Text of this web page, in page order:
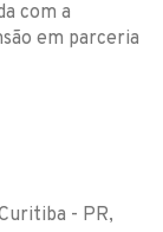
com a
em parceria
- PR,